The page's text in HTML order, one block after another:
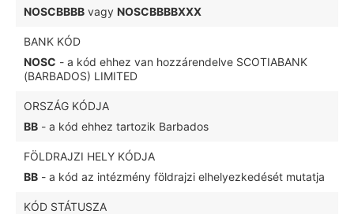
NOSCBBBB vagy NOSCBBBBXXX
BANK KÓD
NOSC - a kód ehhez van hozzárendelve SCOTIABANK
(BARBADOS) LIMITED
ORSZÁG KÓDJA
BB - a kód ehhez tartozik Barbados
FÖLDRAJZI HELY KÓDJA
BB - a kód az intézmény földrajzi elhelyezkedését mutatja
KÓD STÁTUSZA